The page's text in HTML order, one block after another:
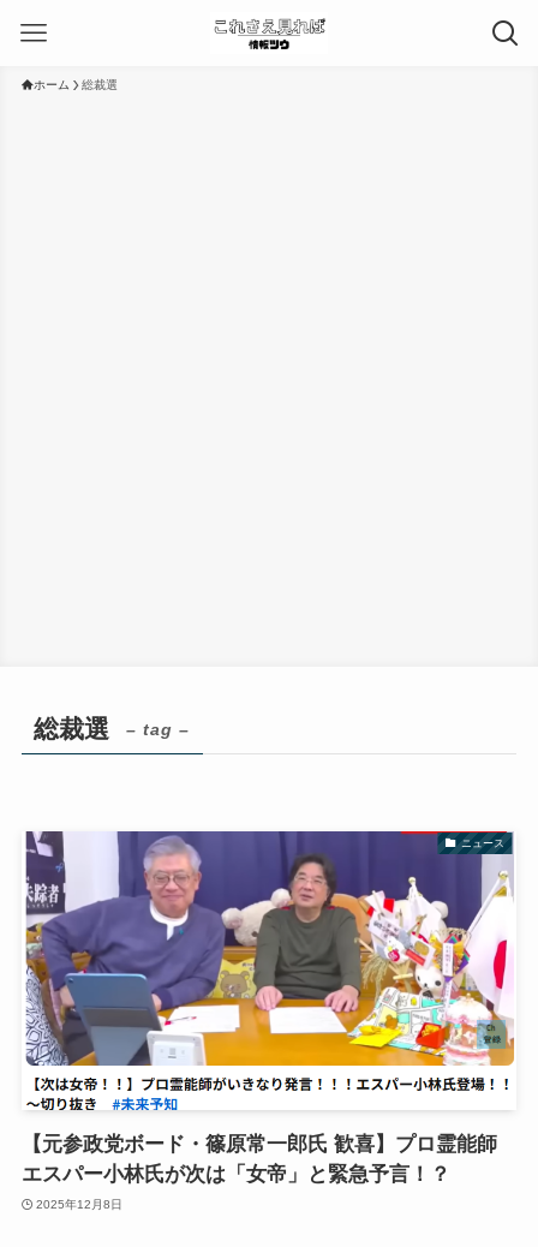
ホーム 総裁選
総裁選 – tag –
ニュース
【元参政党ボード・篠原常一郎氏 歓喜】プロ霊能師
エスパー小林氏が次は「女帝」と緊急予言！？
2025年12月8日